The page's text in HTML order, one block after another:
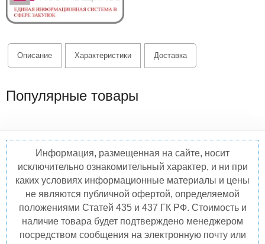
Описание Характеристики Доставка
Популярные товары
Информация, размещенная на сайте, носит
исключительно ознакомительный характер, и ни при
каких условиях информационные материалы и цены
не являются публичной офертой, определяемой
положениями Статей 435 и 437 ГК РФ. Стоимость и
наличие товара будет подтверждено менеджером
посредством сообщения на электронную почту или